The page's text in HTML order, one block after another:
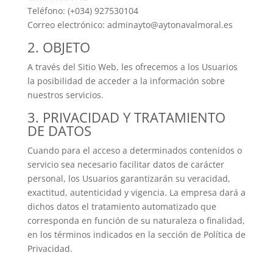
Teléfono: (+034) 927530104
Correo electrónico: adminayto@aytonavalmoral.es
2. OBJETO
A través del Sitio Web, les ofrecemos a los Usuarios
la posibilidad de acceder a la información sobre
nuestros servicios.
3. PRIVACIDAD Y TRATAMIENTO
DE DATOS
Cuando para el acceso a determinados contenidos o
servicio sea necesario facilitar datos de carácter
personal, los Usuarios garantizarán su veracidad,
exactitud, autenticidad y vigencia. La empresa dará a
dichos datos el tratamiento automatizado que
corresponda en función de su naturaleza o finalidad,
en los términos indicados en la sección de Política de
Privacidad.